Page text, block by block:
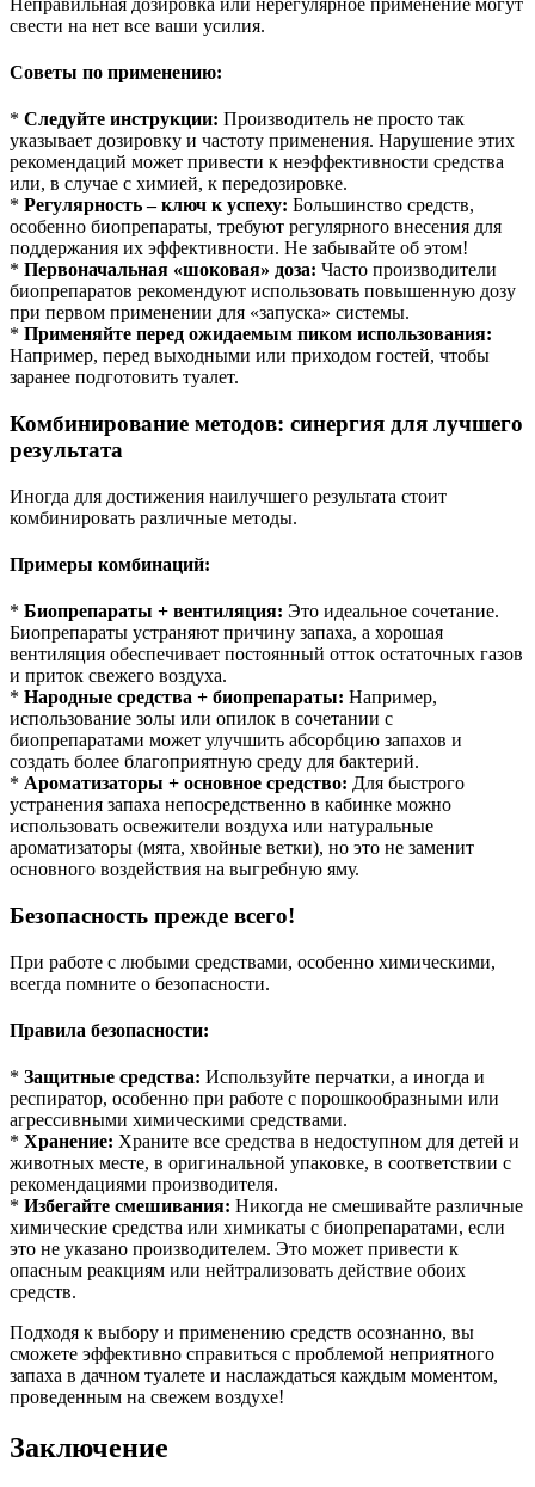
свести на нет все ваши усилия.
Советы по применению:
* Следуйте инструкции: Производитель не просто так
указывает дозировку и частоту применения. Нарушение этих
рекомендаций может привести к неэффективности средства
или, в случае с химией, к передозировке.
* Регулярность – ключ к успеху: Большинство средств,
особенно биопрепараты, требуют регулярного внесения для
поддержания их эффективности. Не забывайте об этом!
* Первоначальная «шоковая» доза: Часто производители
биопрепаратов рекомендуют использовать повышенную дозу
при первом применении для «запуска» системы.
* Применяйте перед ожидаемым пиком использования:
Например, перед выходными или приходом гостей, чтобы
заранее подготовить туалет.
Комбинирование методов: синергия для лучшего
результата
Иногда для достижения наилучшего результата стоит
комбинировать различные методы.
Примеры комбинаций:
* Биопрепараты + вентиляция: Это идеальное сочетание.
Биопрепараты устраняют причину запаха, а хорошая
вентиляция обеспечивает постоянный отток остаточных газов
и приток свежего воздуха.
* Народные средства + биопрепараты: Например,
использование золы или опилок в сочетании с
биопрепаратами может улучшить абсорбцию запахов и
создать более благоприятную среду для бактерий.
* Ароматизаторы + основное средство: Для быстрого
устранения запаха непосредственно в кабинке можно
использовать освежители воздуха или натуральные
ароматизаторы (мята, хвойные ветки), но это не заменит
основного воздействия на выгребную яму.
Безопасность прежде всего!
При работе с любыми средствами, особенно химическими,
всегда помните о безопасности.
Правила безопасности:
* Защитные средства: Используйте перчатки, а иногда и
респиратор, особенно при работе с порошкообразными или
агрессивными химическими средствами.
* Хранение: Храните все средства в недоступном для детей и
животных месте, в оригинальной упаковке, в соответствии с
рекомендациями производителя.
* Избегайте смешивания: Никогда не смешивайте различные
химические средства или химикаты с биопрепаратами, если
это не указано производителем. Это может привести к
опасным реакциям или нейтрализовать действие обоих
средств.
Подходя к выбору и применению средств осознанно, вы
сможете эффективно справиться с проблемой неприятного
запаха в дачном туалете и наслаждаться каждым моментом,
проведенным на свежем воздухе!
Заключение